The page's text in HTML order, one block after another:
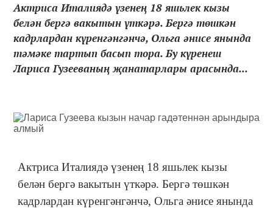
Актриса Италиядә үзенең 18 яшьлек кызы
белән бергә вакытын үткәрә. Бергә төшкән
кадрлардан күренгәнгәнчә, Ольга әнисе янында
тәмәке тартып басып тора. Бу күренеш
Лариса Гузееваның җанатарлары арасында...
Актриса Италиядә үзенең 18 яшьлек кызы
белән бергә вакытын үткәрә. Бергә төшкән
кадрлардан күренгәнгәнчә, Ольга әнисе янында